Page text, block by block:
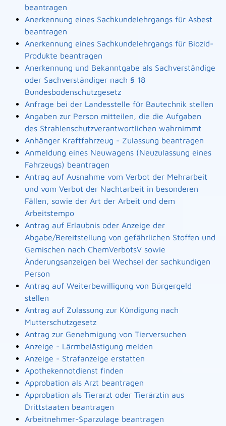
beantragen
Anerkennung eines Sachkundelehrgangs für Asbest
beantragen
Anerkennung eines Sachkundelehrgangs für Biozid-
Produkte beantragen
Anerkennung und Bekanntgabe als Sachverständige
oder Sachverständiger nach § 18
Bundesbodenschutzgesetz
Anfrage bei der Landesstelle für Bautechnik stellen
Angaben zur Person mitteilen, die die Aufgaben
des Strahlenschutzverantwortlichen wahrnimmt
Anhänger Kraftfahrzeug - Zulassung beantragen
Anmeldung eines Neuwagens (Neuzulassung eines
Fahrzeugs) beantragen
Antrag auf Ausnahme vom Verbot der Mehrarbeit
und vom Verbot der Nachtarbeit in besonderen
Fällen, sowie der Art der Arbeit und dem
Arbeitstempo
Antrag auf Erlaubnis oder Anzeige der
Abgabe/Bereitstellung von gefährlichen Stoffen und
Gemischen nach ChemVerbotsV sowie
Änderungsanzeigen bei Wechsel der sachkundigen
Person
Antrag auf Weiterbewilligung von Bürgergeld
stellen
Antrag auf Zulassung zur Kündigung nach
Mutterschutzgesetz
Antrag zur Genehmigung von Tierversuchen
Anzeige - Lärmbelästigung melden
Anzeige - Strafanzeige erstatten
Apothekennotdienst finden
Approbation als Arzt beantragen
Approbation als Tierarzt oder Tierärztin aus
Drittstaaten beantragen
Arbeitnehmer-Sparzulage beantragen